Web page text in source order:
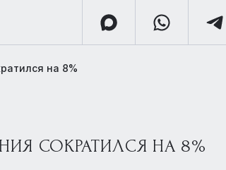
на 8%
СОКРАТИЛСЯ НА 8%